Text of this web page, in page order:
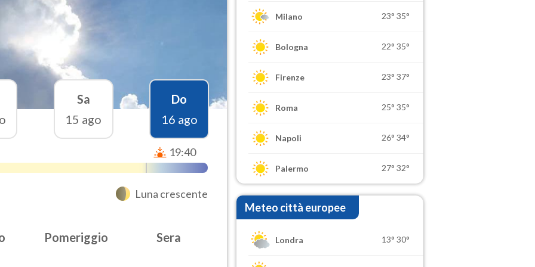
Sa
15 ago
Do
16 ago
19:40
Luna crescente
Pomeriggio Sera
Milano 23° 35°
Bologna 22° 35°
Firenze 23° 37°
Roma 25° 35°
Napoli 26° 34°
Palermo 27° 32°
Meteo città europee
Londra 13° 30°